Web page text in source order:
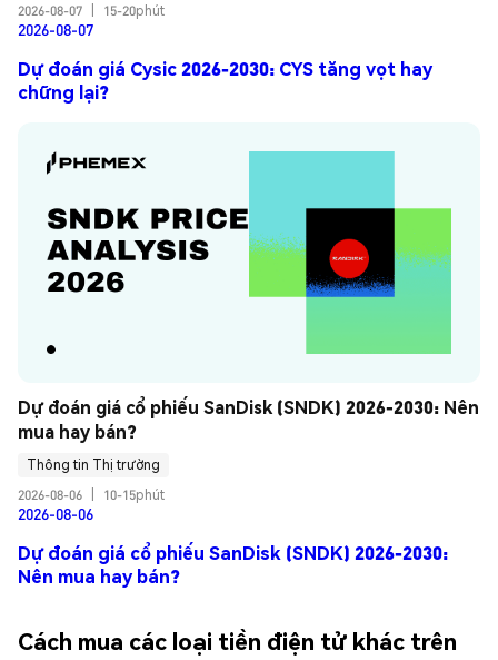
2026-08-07
15-20phút
2026-08-07
Dự đoán giá Cysic 2026-2030: CYS tăng vọt hay
chững lại?
Dự đoán giá cổ phiếu SanDisk (SNDK) 2026-2030: Nên
mua hay bán?
Thông tin Thị trường
2026-08-06
10-15phút
2026-08-06
Dự đoán giá cổ phiếu SanDisk (SNDK) 2026-2030:
Nên mua hay bán?
Cách mua các loại tiền điện tử khác trên